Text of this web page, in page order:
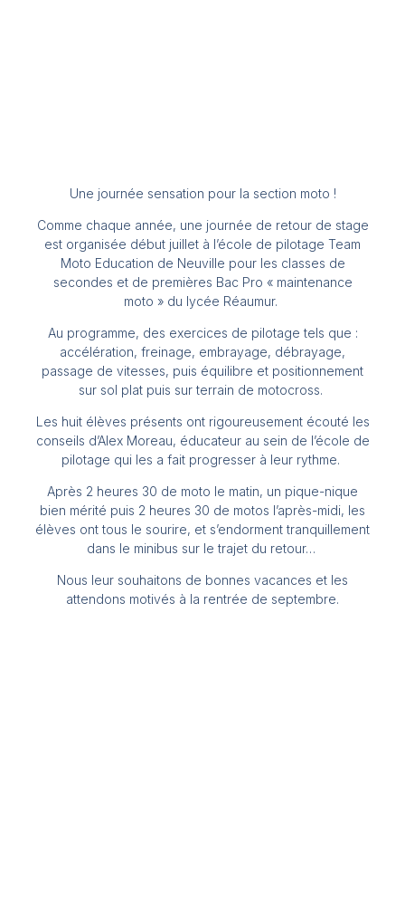
Une journée sensation pour la section moto !
Comme chaque année, une journée de retour de stage
est organisée début juillet à l’école de pilotage Team
Moto Education de Neuville pour les classes de
secondes et de premières Bac Pro « maintenance
moto » du lycée Réaumur.
Au programme, des exercices de pilotage tels que :
accélération, freinage, embrayage, débrayage,
passage de vitesses, puis équilibre et positionnement
sur sol plat puis sur terrain de motocross.
Les huit élèves présents ont rigoureusement écouté les
conseils d’Alex Moreau, éducateur au sein de l’école de
pilotage qui les a fait progresser à leur rythme.
Après 2 heures 30 de moto le matin, un pique-nique
bien mérité puis 2 heures 30 de motos l’après-midi, les
élèves ont tous le sourire, et s’endorment tranquillement
dans le minibus sur le trajet du retour…
Nous leur souhaitons de bonnes vacances et les
attendons motivés à la rentrée de septembre.